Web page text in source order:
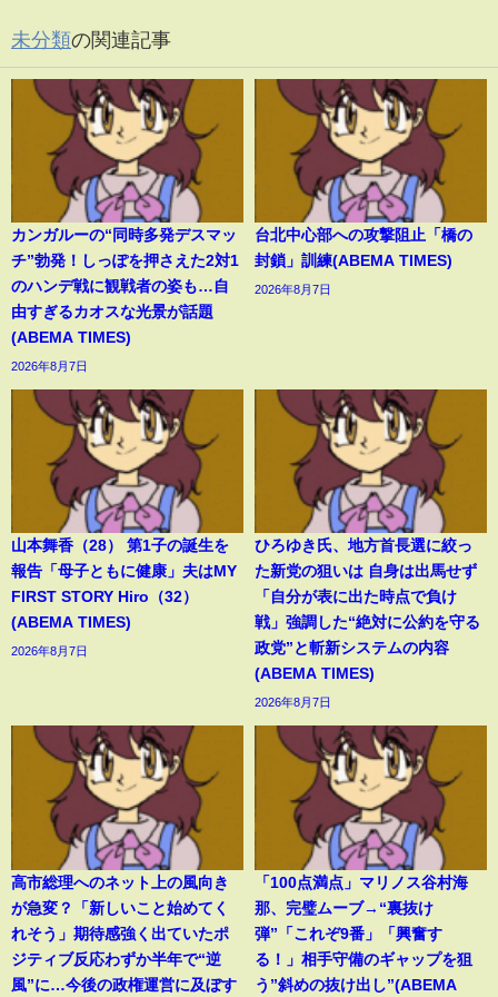
未分類の関連記事
カンガルーの“同時多発デスマッ
チ”勃発！しっぽを押さえた2対1
のハンデ戦に観戦者の姿も…自
由すぎるカオスな光景が話題
(ABEMA TIMES)
2026年8月7日
台北中心部への攻撃阻止「橋の
封鎖」訓練(ABEMA TIMES)
2026年8月7日
山本舞香（28） 第1子の誕生を
報告「母子ともに健康」夫はMY
FIRST STORY Hiro（32）
(ABEMA TIMES)
2026年8月7日
ひろゆき氏、地方首長選に絞っ
た新党の狙いは 自身は出馬せず
「自分が表に出た時点で負け
戦」強調した“絶対に公約を守る
政党”と斬新システムの内容
(ABEMA TIMES)
2026年8月7日
高市総理へのネット上の風向き
が急変？「新しいこと始めてく
れそう」期待感強く出ていたポ
ジティブ反応わずか半年で“逆
風”に…今後の政権運営に及ぼす
「100点満点」マリノス谷村海
那、完璧ムーブ→“裏抜け
弾”「これぞ9番」「興奮す
る！」相手守備のギャップを狙
う”斜めの抜け出し”(ABEMA